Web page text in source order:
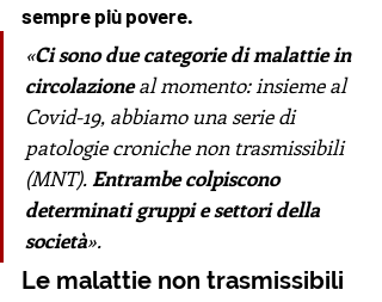
sempre più povere.
«Ci sono due categorie di malattie in
circolazione al momento: insieme al
Covid-19, abbiamo una serie di
patologie croniche non trasmissibili
(MNT). Entrambe colpiscono
determinati gruppi e settori della
società».
Le malattie non trasmissibili